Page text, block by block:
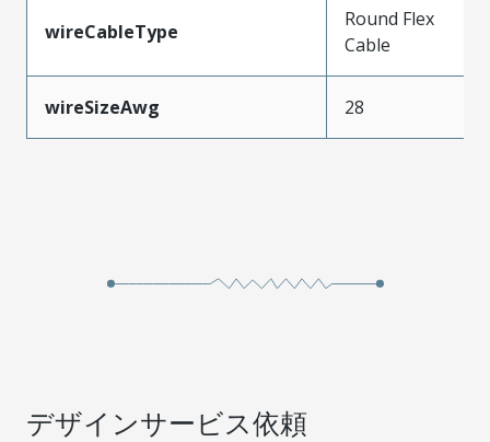
wireCableType
Round Flex
Cable
wireSizeAwg 28
デザインサービス依頼